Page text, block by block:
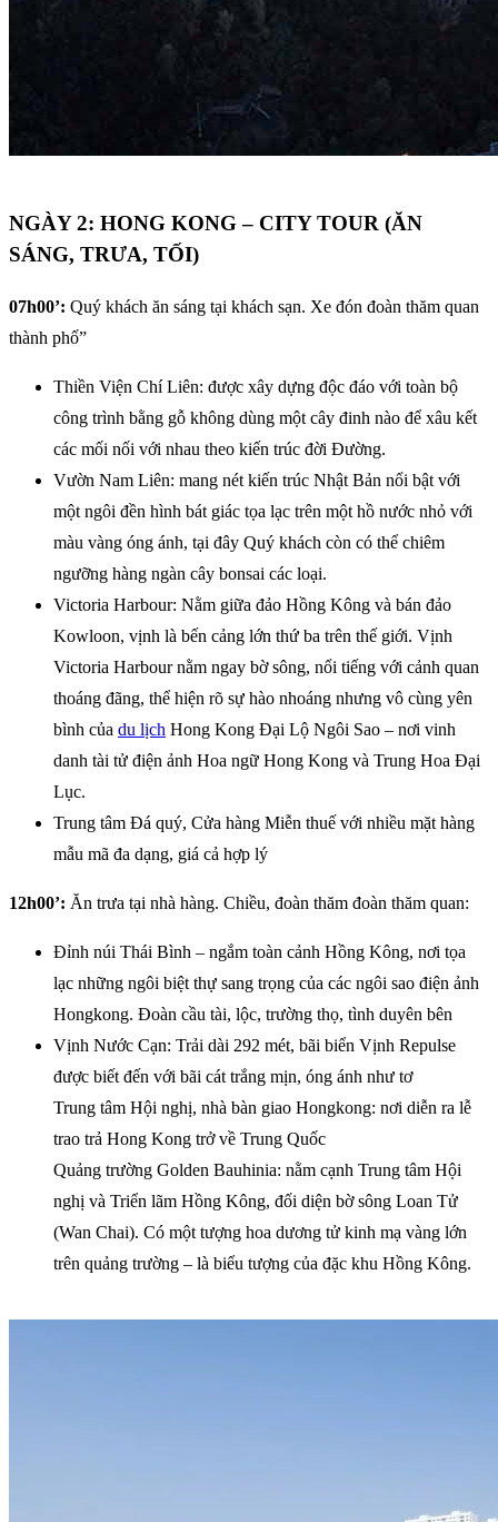
NGÀY 2: HONG KONG – CITY TOUR (ĂN
SÁNG, TRƯA, TỐI)
07h00’: Quý khách ăn sáng tại khách sạn. Xe đón đoàn thăm quan
thành phố”
Thiền Viện Chí Liên: được xây dựng độc đáo với toàn bộ
công trình bằng gỗ không dùng một cây đinh nào để xâu kết
các mối nối với nhau theo kiến trúc đời Đường.
Vườn Nam Liên: mang nét kiến trúc Nhật Bản nổi bật với
một ngôi đền hình bát giác tọa lạc trên một hồ nước nhỏ với
màu vàng óng ánh, tại đây Quý khách còn có thể chiêm
ngưỡng hàng ngàn cây bonsai các loại.
Victoria Harbour: Nằm giữa đảo Hồng Kông và bán đảo
Kowloon, vịnh là bến cảng lớn thứ ba trên thế giới. Vịnh
Victoria Harbour nằm ngay bờ sông, nổi tiếng với cảnh quan
thoáng đãng, thể hiện rõ sự hào nhoáng nhưng vô cùng yên
bình của du lịch Hong Kong Đại Lộ Ngôi Sao – nơi vinh
danh tài tử điện ảnh Hoa ngữ Hong Kong và Trung Hoa Đại
Lục.
Trung tâm Đá quý, Cửa hàng Miễn thuế với nhiều mặt hàng
mẫu mã đa dạng, giá cả hợp lý
12h00’: Ăn trưa tại nhà hàng. Chiều, đoàn thăm đoàn thăm quan:
Đỉnh núi Thái Bình – ngắm toàn cảnh Hồng Kông, nơi tọa
lạc những ngôi biệt thự sang trọng của các ngôi sao điện ảnh
Hongkong. Đoàn cầu tài, lộc, trường thọ, tình duyên bên
Vịnh Nước Cạn: Trải dài 292 mét, bãi biển Vịnh Repulse
được biết đến với bãi cát trắng mịn, óng ánh như tơ
Trung tâm Hội nghị, nhà bàn giao Hongkong: nơi diễn ra lễ
trao trả Hong Kong trở về Trung Quốc
Quảng trường Golden Bauhinia: nằm cạnh Trung tâm Hội
nghị và Triển lãm Hồng Kông, đối diện bờ sông Loan Tử
(Wan Chai). Có một tượng hoa dương tử kinh mạ vàng lớn
trên quảng trường – là biểu tượng của đặc khu Hồng Kông.